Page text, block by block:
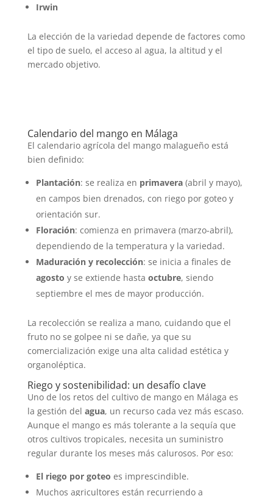
Irwin
La elección de la variedad depende de factores como
el tipo de suelo, el acceso al agua, la altitud y el
mercado objetivo.
Calendario del mango en Málaga
El calendario agrícola del mango malagueño está
bien definido:
Plantación: se realiza en primavera(abril y mayo),
en campos bien drenados, con riego por goteo y
orientación sur.
Floración: comienza en primavera (marzo-abril),
dependiendo de la temperatura y la variedad.
Maduración y recolección: se inicia a finales de
agosto y se extiende hasta octubre, siendo
septiembre el mes de mayor producción.
La recolección se realiza a mano, cuidando que el
fruto no se golpee ni se dañe, ya que su
comercialización exige una alta calidad estética y
organoléptica.
Riego y sostenibilidad: un desafío clave
Uno de los retos del cultivo de mango en Málaga es
la gestión del agua, un recurso cada vez más escaso.
Aunque el mango es más tolerante a la sequía que
otros cultivos tropicales, necesita un suministro
regular durante los meses más calurosos. Por eso:
El riego por goteo es imprescindible.
Muchos agricultores están recurriendo a